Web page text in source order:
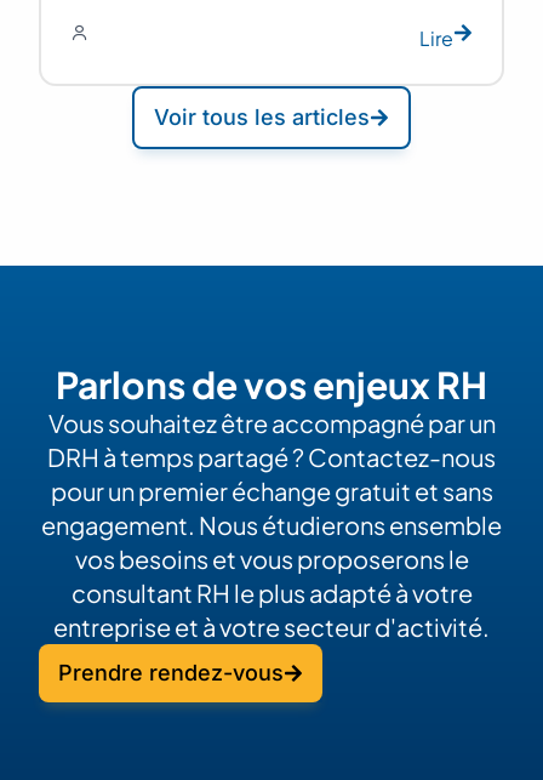
Lire
Voir tous les articles
Parlons de vos enjeux RH
Vous souhaitez être accompagné par un
DRH à temps partagé ? Contactez-nous
pour un premier échange gratuit et sans
engagement. Nous étudierons ensemble
vos besoins et vous proposerons le
consultant RH le plus adapté à votre
entreprise et à votre secteur d'activité.
Prendre rendez-vous